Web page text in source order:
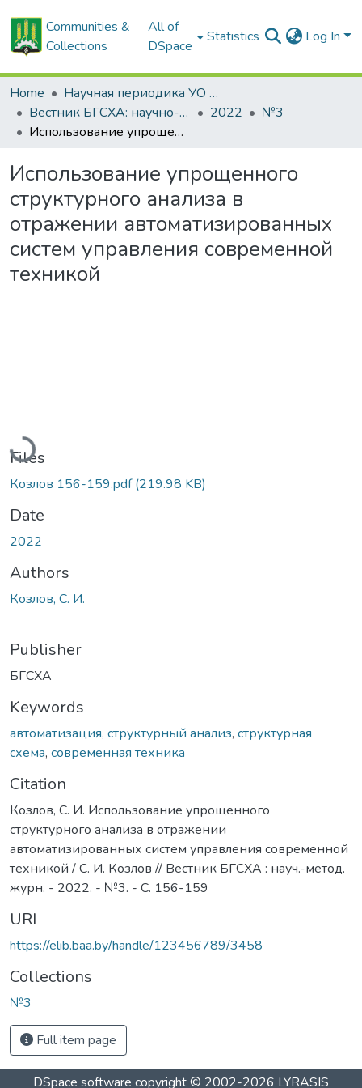
Communities &
Collections
All of
DSpace
Statistics Log In
Home
Научная периодика УО БГСХА
Вестник БГСХА: научно-методический журнал Белорусской государственной сельскохозяйственной академии
2022
№3
Использование упрощенного структурного анализа в отражении автоматизированных систем управления современной техникой
Использование упрощенного
структурного анализа в
отражении автоматизированных
систем управления современной
техникой
Loading...
Files
Козлов 156-159.pdf(219.98 KB)
Date
2022
Authors
Козлов, С. И.
Publisher
БГСХА
Keywords
автоматизация, структурный анализ, структурная
схема, современная техника
Citation
Козлов, С. И. Использование упрощенного
структурного анализа в отражении
автоматизированных систем управления современной
техникой / С. И. Козлов // Вестник БГСХА : науч.-метод.
журн. - 2022. - №3. - С. 156-159
URI
https://elib.baa.by/handle/123456789/3458
Collections
№3
Full item page
DSpace software copyright © 2002-2026 LYRASIS